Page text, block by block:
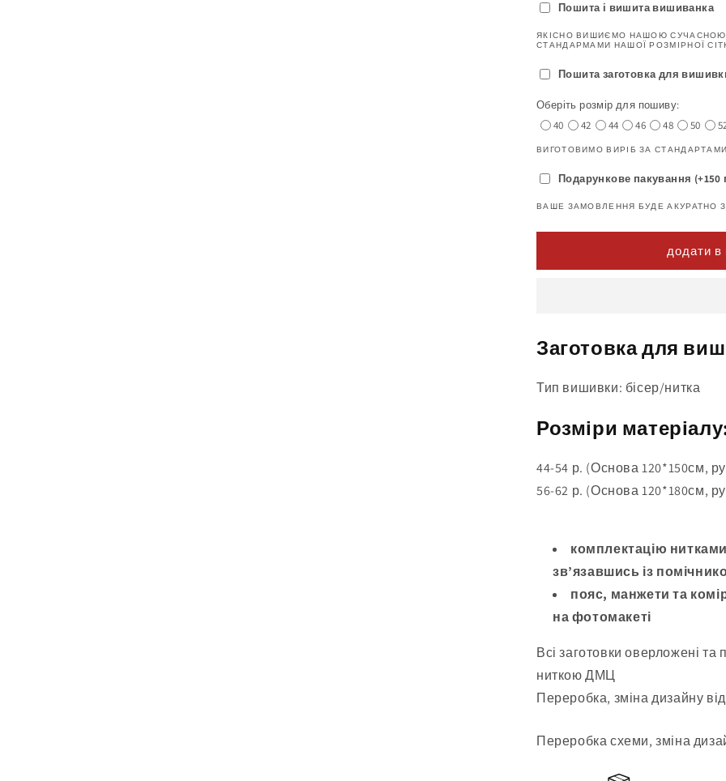
Пошита і вишита вишиванка
ЯКІСНО ВИШИЄМО НАШОЮ
СТАНДАРМАМИ НАШОЇ РОЗМІРНОЇ
Пошита заготовка для
Оберіть розмір для пошиву:
40
42 44 46 48 50
ВИГОТОВИМО ВИРІБ ЗА
Подарункове пакування (+150
ВАШЕ ЗАМОВЛЕННЯ БУДЕ АКУРАТНО
додати в
Заготовка для
Тип вишивки: бісер/нитка
Розміри
44-54 р. (Основа 120*150см,
56-62 р. (Основа 120*180см,
комплектацію
зв’язавшись із
пояс, манжети та
на фотомакеті
Всі заготовки оверложені
ниткою ДМЦ
Переробка, зміна дизайну
Переробка схеми, зміна